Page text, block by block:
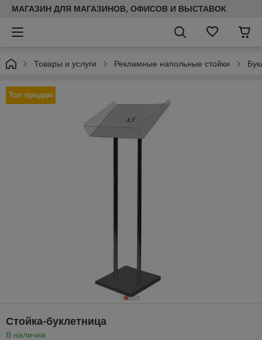
МАГАЗИН ДЛЯ МАГАЗИНОВ, ОФИСОВ И ВЫСТАВОК
Товары и услуги Рекламные напольные стойки
Топ продаж
Стойка-буклетница
В наличии